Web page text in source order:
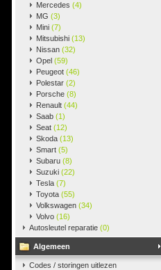
Mercedes (4)
MG (3)
Mini (7)
Mitsubishi (13)
Nissan (32)
Opel (59)
Peugeot (46)
Polestar (2)
Porsche (8)
Renault (44)
Saab (1)
Seat (12)
Skoda (13)
Smart (5)
Subaru (8)
Suzuki (22)
Tesla (7)
Toyota (55)
Volkswagen (34)
Volvo (16)
Autosleutel reparatie (0)
Algemeen
Codes / storingen uitlezen